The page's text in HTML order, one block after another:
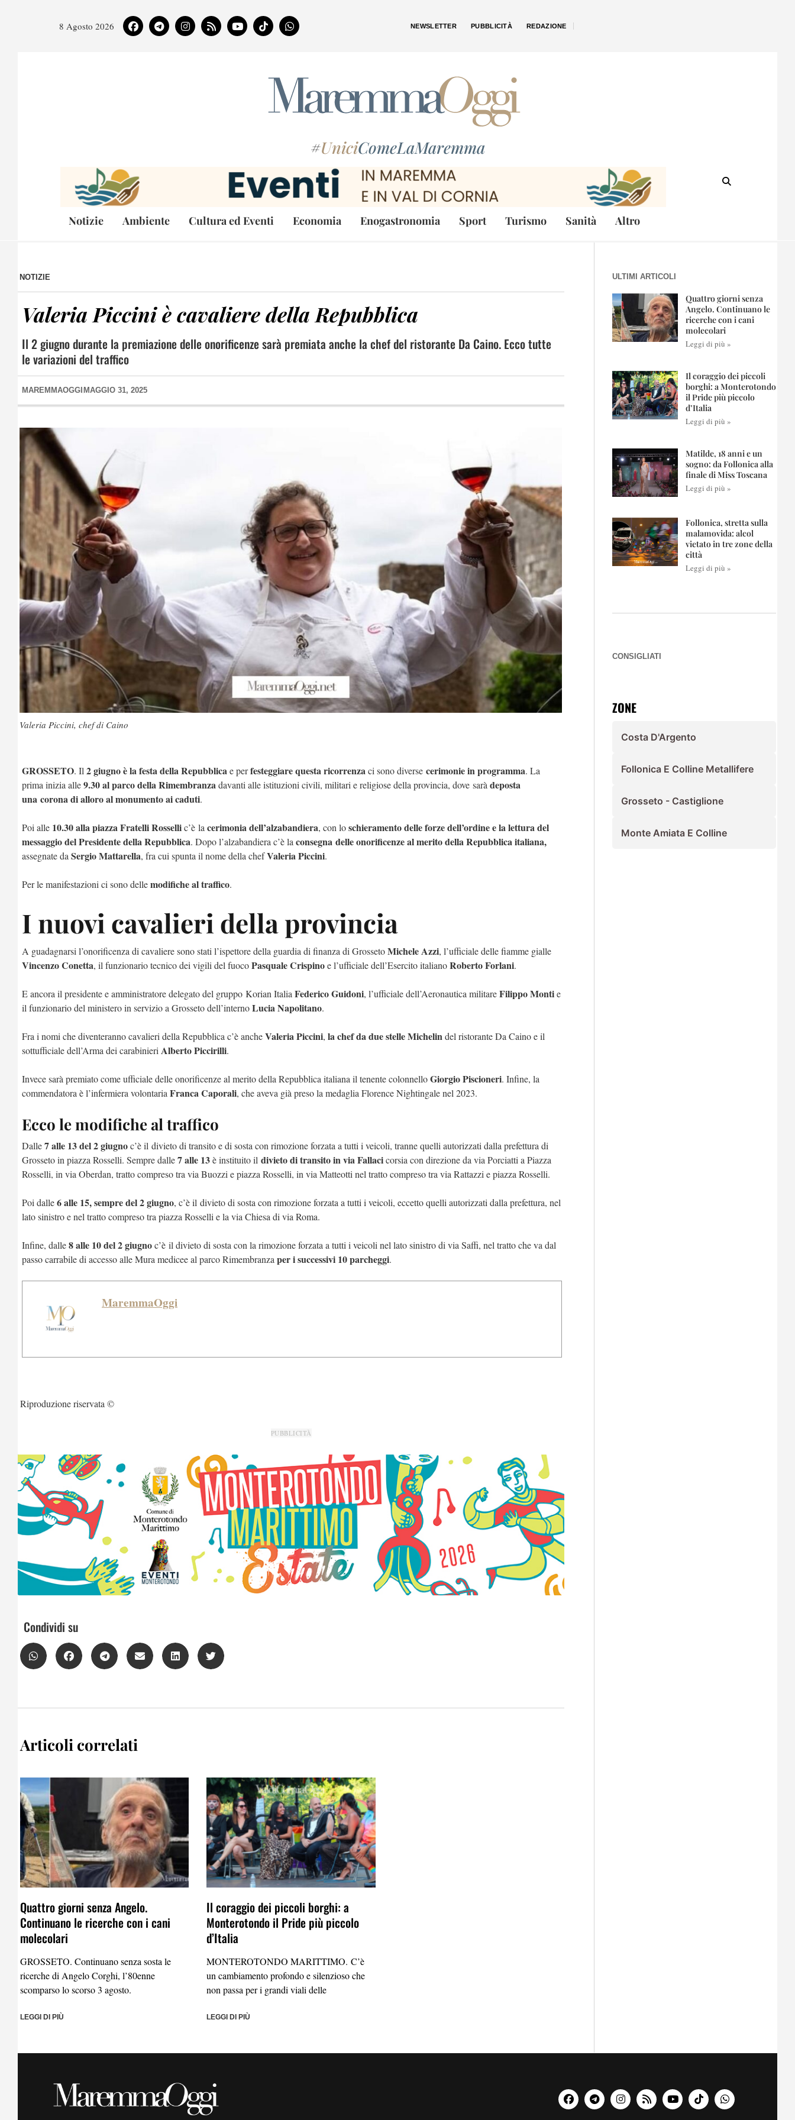
8 Agosto 2026 NEWSLETTER PUBBLICITÀ REDAZIONE
#UniciComeLaMaremma
Notizie Ambiente Cultura ed Eventi Economia Enogastronomia Sport Turismo Sanità Altro
NOTIZIE
Valeria Piccini è cavaliere della Repubblica
Il 2 giugno durante la premiazione delle onorificenze sarà premiata anche la chef del ristorante Da Caino. Ecco tutte
le variazioni del traffico
MAREMMAOGGI MAGGIO 31, 2025
Valeria Piccini, chef di Caino
GROSSETO. Il 2 giugno è la festa della Repubblicae perfesteggiare questa ricorrenzaci sono diverse cerimonie in programma. La
prima inizia alle9.30 al parco della Rimembranzadavanti alle istituzioni civili, militari e religiose della provincia, dove sarà deposta
una corona di alloro al monumento ai caduti.
Poi alle 10.30 alla piazza Fratelli Rossellic’è la cerimonia dell’alzabandiera, con loschieramento delle forze dell’ordine e la lettura del
messaggio del Presidente della Repubblica. Dopo l’alzabandiera c’è la consegna delle onorificenze al merito della Repubblica italiana,
assegnate da Sergio Mattarella, fra cui spunta il nome della chefValeria Piccini.
Per le manifestazioni ci sono dellemodifiche al traffico.
I nuovi cavalieri della provincia
A guadagnarsi l’onorificenza di cavaliere sono stati l’ispettore della guardia di finanza di GrossetoMichele Azzi, l’ufficiale delle fiamme gialle
Vincenzo Conetta, il funzionario tecnico dei vigili del fuocoPasquale Crispinoe l’ufficiale dell’Esercito italianoRoberto Forlani.
E ancora il presidente e amministratore delegato del gruppo Korian Italia Federico Guidoni, l’ufficiale dell’Aeronautica militareFilippo Montie
il funzionario del ministero in servizio a Grosseto dell’internoLucia Napolitano.
Fra i nomi che diventeranno cavalieri della Repubblica c’è ancheValeria Piccini, la chef da due stelle Michelindel ristorante Da Caino e il
sottufficiale dell’Arma dei carabinieri Alberto Piccirilli.
Invece sarà premiato come ufficiale delle onorificenze al merito della Repubblica italiana il tenente colonnelloGiorgio Piscioneri. Infine, la
commendatora è l’infermiera volontaria Franca Caporali, che aveva già preso la medaglia Florence Nightingale nel 2023.
Ecco le modifiche al traffico
Dalle7 alle 13 del 2 giugnoc’è il divieto di transito e di sosta con rimozione forzata a tutti i veicoli, tranne quelli autorizzati dalla prefettura di
Grosseto in piazza Rosselli. Sempre dalle7 alle 13è instituito il divieto di transito in via Fallacicorsia con direzione da via Porciatti a Piazza
Rosselli, in via Oberdan, tratto compreso tra via Buozzi e piazza Rosselli, in via Matteotti nel tratto compreso tra via Rattazzi e piazza Rosselli.
Poi dalle6 alle 15, sempre del 2 giugno, c’è il divieto di sosta con rimozione forzata a tutti i veicoli, eccetto quelli autorizzati dalla prefettura, nel
lato sinistro enel tratto compreso tra piazza Rosselli e la via Chiesa di via Roma.
Infine, dalle8 alle 10 del 2 giugnoc’è il divieto di sosta con la rimozione forzata a tutti i veicoli nel lato sinistro di via Saffi, nel tratto che va dal
passo carrabile di accesso alle Mura medicee al parco Rimembranza per i successivi 10 parcheggi.
MaremmaOggi
Riproduzione riservata ©
PUBBLICITÀ
Condividi su
Articoli correlati
Quattro giorni senza Angelo.
Continuano le ricerche con i cani
molecolari
GROSSETO. Continuano senza sosta le
ricerche di Angelo Corghi, l’80enne
scomparso lo scorso 3 agosto.
LEGGI DI PIÙ
Il coraggio dei piccoli borghi: a
Monterotondo il Pride più piccolo
d’Italia
MONTEROTONDO MARITTIMO. C’è
un cambiamento profondo e silenzioso che
non passa per i grandi viali delle
LEGGI DI PIÙ
ULTIMI ARTICOLI
Quattro giorni senza
Angelo. Continuano le
ricerche con i cani
molecolari
Leggi di più »
Il coraggio dei piccoli
borghi: a Monterotondo
il Pride più piccolo
d’Italia
Leggi di più »
Matilde, 18 anni e un
sogno: da Follonica alla
finale di Miss Toscana
Leggi di più »
Follonica, stretta sulla
malamovida: alcol
vietato in tre zone della
città
Leggi di più »
CONSIGLIATI
ZONE
Costa D'Argento
Follonica E Colline Metallifere
Grosseto - Castiglione
Monte Amiata E Colline